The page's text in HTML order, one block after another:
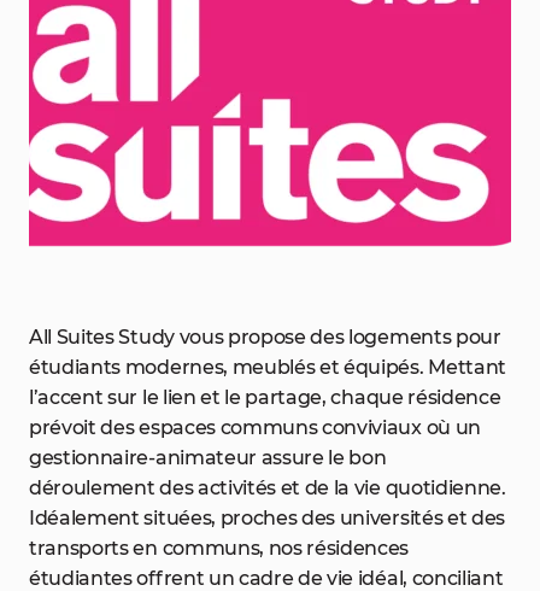
All Suites Study vous propose des logements pour
étudiants modernes, meublés et équipés. Mettant
l’accent sur le lien et le partage, chaque résidence
prévoit des espaces communs conviviaux où un
gestionnaire-animateur assure le bon
déroulement des activités et de la vie quotidienne.
Idéalement situées, proches des universités et des
transports en communs, nos résidences
étudiantes offrent un cadre de vie idéal, conciliant